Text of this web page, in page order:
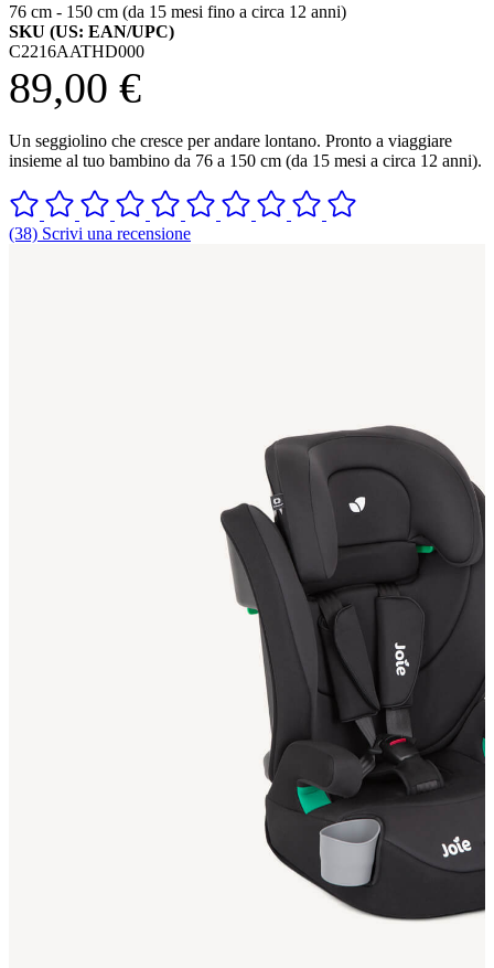
76 cm - 150 cm (da 15 mesi fino a circa 12 anni)
SKU (US: EAN/UPC)
C2216AATHD000
89,00 €
Un seggiolino che cresce per andare lontano. Pronto a viaggiare
insieme al tuo bambino da 76 a 150 cm (da 15 mesi a circa 12 anni).
(38) Scrivi una recensione